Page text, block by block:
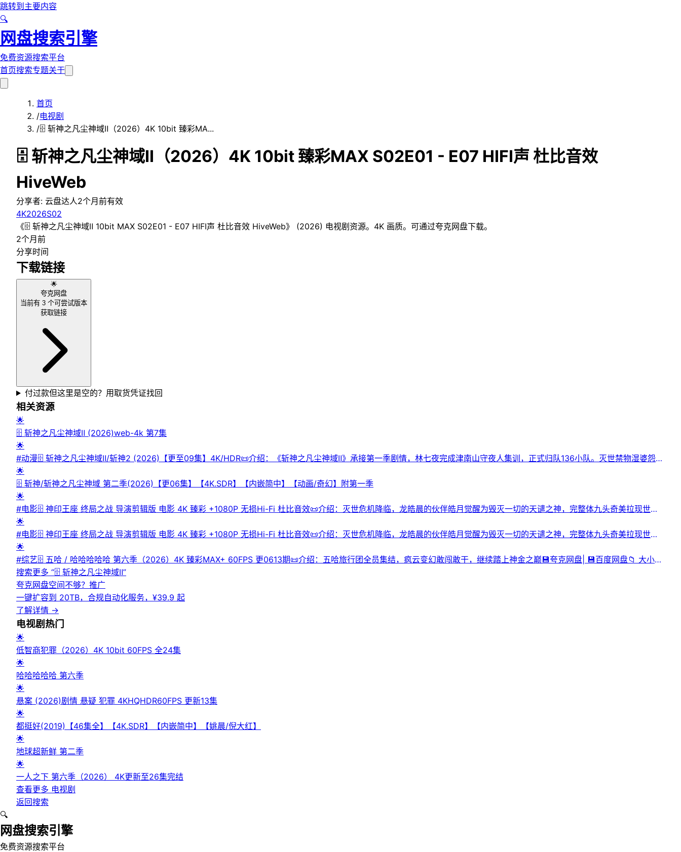
跳转到主要内容
🔍
网盘搜索引擎
免费资源搜索平台
首页搜索专题关于
首页
/电视剧
/🗄 斩神之凡尘神域Ⅱ（2026）4K 10bit 臻彩MA...
🗄 斩神之凡尘神域Ⅱ（2026）4K 10bit 臻彩MAX S02E01 - E07 HIFI声 杜比音效
HiveWeb
分享者: 云盘达人2个月前有效
4K2026S02
《🗄 斩神之凡尘神域Ⅱ 10bit MAX S02E01 - E07 HIFI声 杜比音效 HiveWeb》 (2026) 电视剧资源。4K 画质。可通过夸克网盘下载。
2个月前
分享时间
下载链接
🌟
夸克网盘
当前有 3 个可尝试版本
获取链接
付过款但这里是空的？用取货凭证找回
相关资源
🌟
🗄 斩神之凡尘神域Ⅱ (2026)web-4k 第7集
🌟
#动漫🗄 斩神之凡尘神域Ⅱ/斩神2 (2026)【更至09集】4K/HDR📜介绍：《斩神之凡尘神域Ⅱ》承接第一季剧情，林七夜完成津南山守夜人集训，正式归队136小队。灭世禁物湿婆怨现
世，宙斯、洛基等西方众神联手古神教会进犯沧南，企图摧毁凡尘神域。人类五大天花板全员集结，杨晋觉醒杨戬神格，夜幕小队并肩迎战外神。动画画质全面升级，打斗场面炸裂，
以凡人之躯对抗神明，诠释大夏境内神明禁行的热血信念，人神大战一触即发。💾夸克网盘📁 大小：N🏷️标签：#quark #斩神之凡尘神域Ⅱ #国漫推荐 #热血动漫 #凡人斩神⬇️【评论
区可搜索】 | 🔍网盘专搜
🌟
🗄 斩神/斩神之凡尘神域 第二季(2026)【更06集】【4K.SDR】【内嵌简中】【动画/奇幻】附第一季
🌟
#电影🗄 神印王座 终局之战 导演剪辑版 电影 4K 臻彩 +1080P 无损Hi-Fi 杜比音效📜介绍：灭世危机降临，龙皓晨的伙伴皓月觉醒为毁灭一切的天谴之神，完整体九头奇美拉现世，
圣魔大陆濒临崩塌。人族与魔族放下千年纷争，魔神皇枫秀携手龙皓晨、圣采儿共同迎战灭世邪神。众人跨越生死极限，枫秀献祭自身铸就神兵，龙皓晨融合光暗神力，以创世之力镇
压毁灭本源，终结漫长战乱，为人魔两界换来和平新生。💾夸克网盘📁 大小：XGB🏷 标签：#剧情 #动画 #终局之战 #电影 #神印王座 #导演剪辑版 #4K #臻彩 #1080P #无损HiFi
#quark⬇️【评论区可搜索】 | 🔍网盘专搜
🌟
#电影🗄 神印王座 终局之战 导演剪辑版 电影 4K 臻彩 +1080P 无损Hi-Fi 杜比音效📜介绍：灭世危机降临，龙皓晨的伙伴皓月觉醒为毁灭一切的天谴之神，完整体九头奇美拉现世，
圣魔大陆濒临崩塌。人族与魔族放下千年纷争，魔神皇枫秀携手龙皓晨、圣采儿共同迎战灭世邪神。众人跨越生死极限，枫秀献祭自身铸就神兵，龙皓晨融合光暗神力，以创世之力镇
压毁灭本源，终结漫长战乱，为人魔两界换来和平新生。💾夸克网盘📁 大小：XGB🏷 标签：#剧情 #leoziyuan #动画 #终局之战 #电影 #神印王座 #导演剪辑版 #4K #臻彩 #1080P
#无损HiFi #quark⬇️【评论区可搜索】 | 🔍网盘专搜
🌟
#综艺🗄 五哈 / 哈哈哈哈哈 第六季（2026）4K 臻彩MAX+ 60FPS 更0613期📜介绍：五哈旅行团全员集结，疯云变幻敢闯敢干，继续踏上神金之巅💾夸克网盘| 💾百度网盘📁 大小：
8G/期🏷 标签：#五哈 #哈哈哈哈哈 #邓超 #陈赫 #鹿晗 #综艺 #真人秀⬇️【评论区可搜索】 | 🔍网盘专搜
搜索更多 “🗄 斩神之凡尘神域Ⅱ”
夸克网盘空间不够？ 推广
一键扩容到 20TB，合规自动化服务，¥39.9 起
了解详情 →
电视剧 热门
🌟
低智商犯罪（2026）4K 10bit 60FPS 全24集
🌟
哈哈哈哈哈 第六季
🌟
悬案 (2026)剧情 悬疑 犯罪 4KHQHDR60FPS 更新13集
🌟
都挺好(2019)【46集全】【4K.SDR】【内嵌简中】【姚晨/倪大红】
🌟
地球超新鲜 第二季
🌟
一人之下 第六季（2026） 4K更新至26集完结
查看更多 电视剧
返回搜索
🔍
网盘搜索引擎
免费资源搜索平台